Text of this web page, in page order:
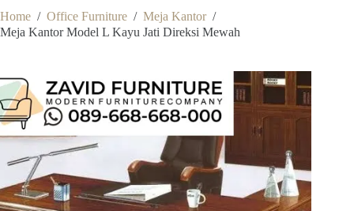
Home / Office Furniture / Meja Kantor /
Meja Kantor Model L Kayu Jati Direksi Mewah